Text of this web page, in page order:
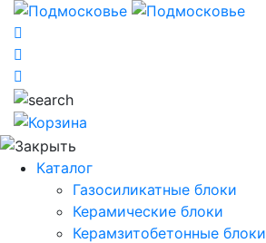
Каталог
Газосиликатные блоки
Керамические блоки
Керамзитобетонные блоки